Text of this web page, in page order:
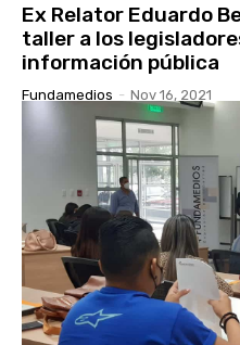
Ex Relator Eduardo
taller a los
información pública
Fundamedios - Nov 16, 2021